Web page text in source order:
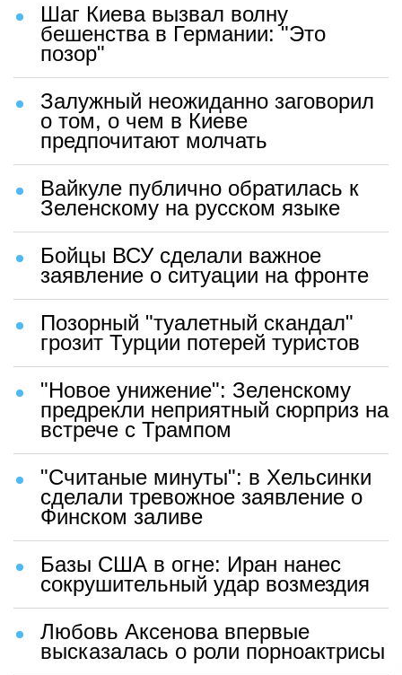
Шаг Киева вызвал волну
бешенства в Германии: "Это
позор"
Залужный неожиданно заговорил
о том, о чем в Киеве
предпочитают молчать
Вайкуле публично обратилась к
Зеленскому на русском языке
Бойцы ВСУ сделали важное
заявление о ситуации на фронте
Позорный "туалетный скандал"
грозит Турции потерей туристов
"Новое унижение": Зеленскому
предрекли неприятный сюрприз на
встрече с Трампом
"Считаные минуты": в Хельсинки
сделали тревожное заявление о
Финском заливе
Базы США в огне: Иран нанес
сокрушительный удар возмездия
Любовь Аксенова впервые
высказалась о роли порноактрисы